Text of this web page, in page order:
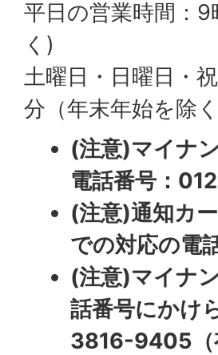
平日の営業時間：
く)
土曜日・日曜日・
分（年末年始を除く
(注意)マイナ
電話番号：
(注意)通知カ
での対応の電
(注意)マイナ
話番号にかけ
3816-9405（